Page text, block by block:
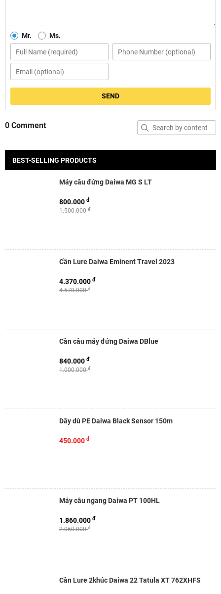
Mr. Ms.
SEND
0 Comment
BEST-SELLING PRODUCTS
Máy câu đứng Daiwa MG S LT
1.500.000đ
800.000 đ
Cần Lure Daiwa Eminent Travel 2023
4.570.000đ
4.370.000 đ
Cần câu máy đứng Daiwa DBlue
1.000.000đ
840.000 đ
Dây dù PE Daiwa Black Sensor 150m
450.000 đ
Máy câu ngang Daiwa PT 100HL
2.060.000đ
1.860.000 đ
Cần Lure 2khúc Daiwa 22 Tatula XT 762XHFS